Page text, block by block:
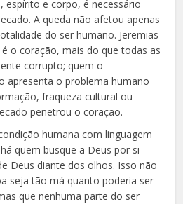
espírito e corpo, é necessário
A queda não afetou apenas
do ser humano. Jeremias
é o coração, mais do que todas as
corrupto; quem o
apresenta o problema humano
fraqueza cultural ou
penetrou o coração.
humana com linguagem
quem busque a Deus por si
Deus diante dos olhos. Isso não
seja tão má quanto poderia ser
que nenhuma parte do ser